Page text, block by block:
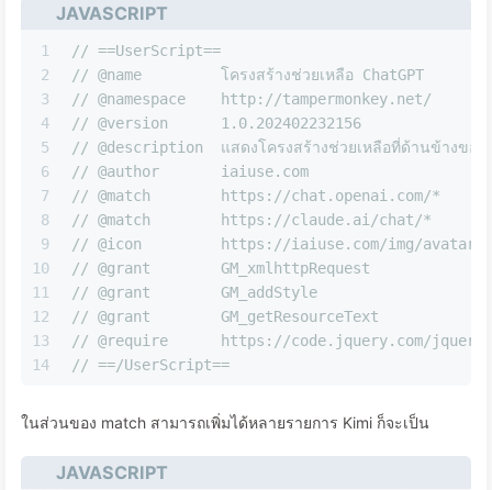
JAVASCRIPT
1
2
3
4
5
6
7
8
9
10
11
12
13
14
// ==UserScript==
// @name         โครงสร้างช่วยเหลือ ChatGPT
// @namespace    http://tampermonkey.net/
// @version      1.0.202402232156
// @description  แสดงโครงสร้างช่วยเหลือที่ด้านข้างของ
// @author       iaiuse.com
// @match        https://chat.openai.com/*
// @match        https://claude.ai/chat/*
// @icon         https://iaiuse.com/img/
// @grant        GM_xmlhttpRequest
// @grant        GM_addStyle
// @grant        GM_getResourceText
// @require      https://code.jquery.com/
// ==/UserScript==
ในส่วนของ match สามารถเพิ่มได้หลายรายการ Kimi ก็จะเป็น
JAVASCRIPT